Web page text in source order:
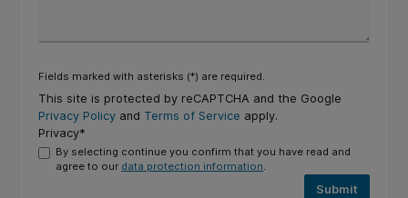
Fields marked with asterisks (*) are required.
This site is protected by reCAPTCHA and the Google
Privacy Policy and Terms of Service apply.
Privacy*
By selecting continue you confirm that you have read and
agree to our data protection information
Submit